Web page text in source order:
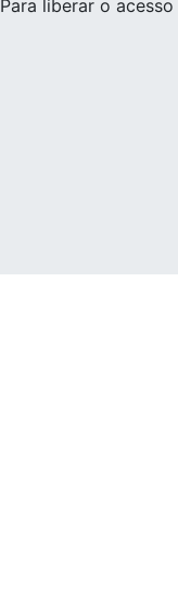
Para liberar o acesso